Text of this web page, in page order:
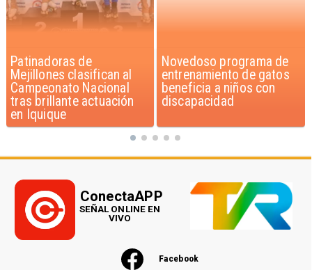
Novedoso programa de
entrenamiento de gatos
beneficia a niños con
discapacidad
Alarmante hábito en
jóvenes de 13 a 15 años
según encuesta del
Minsal
Facebook
ConectaAPP
SEÑAL ONLINE EN
VIVO